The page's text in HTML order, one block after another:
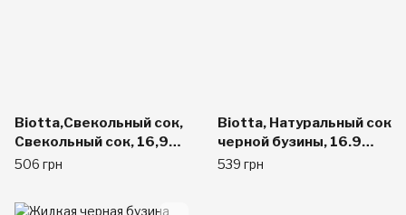
Biotta,Свекольный сок,
Свекольный сок, 16,9
жидких унций (500 мл)
506 грн
Biotta, Натуральный сок
черной бузины, 16.9
жидких унций (500 мл)
539 грн